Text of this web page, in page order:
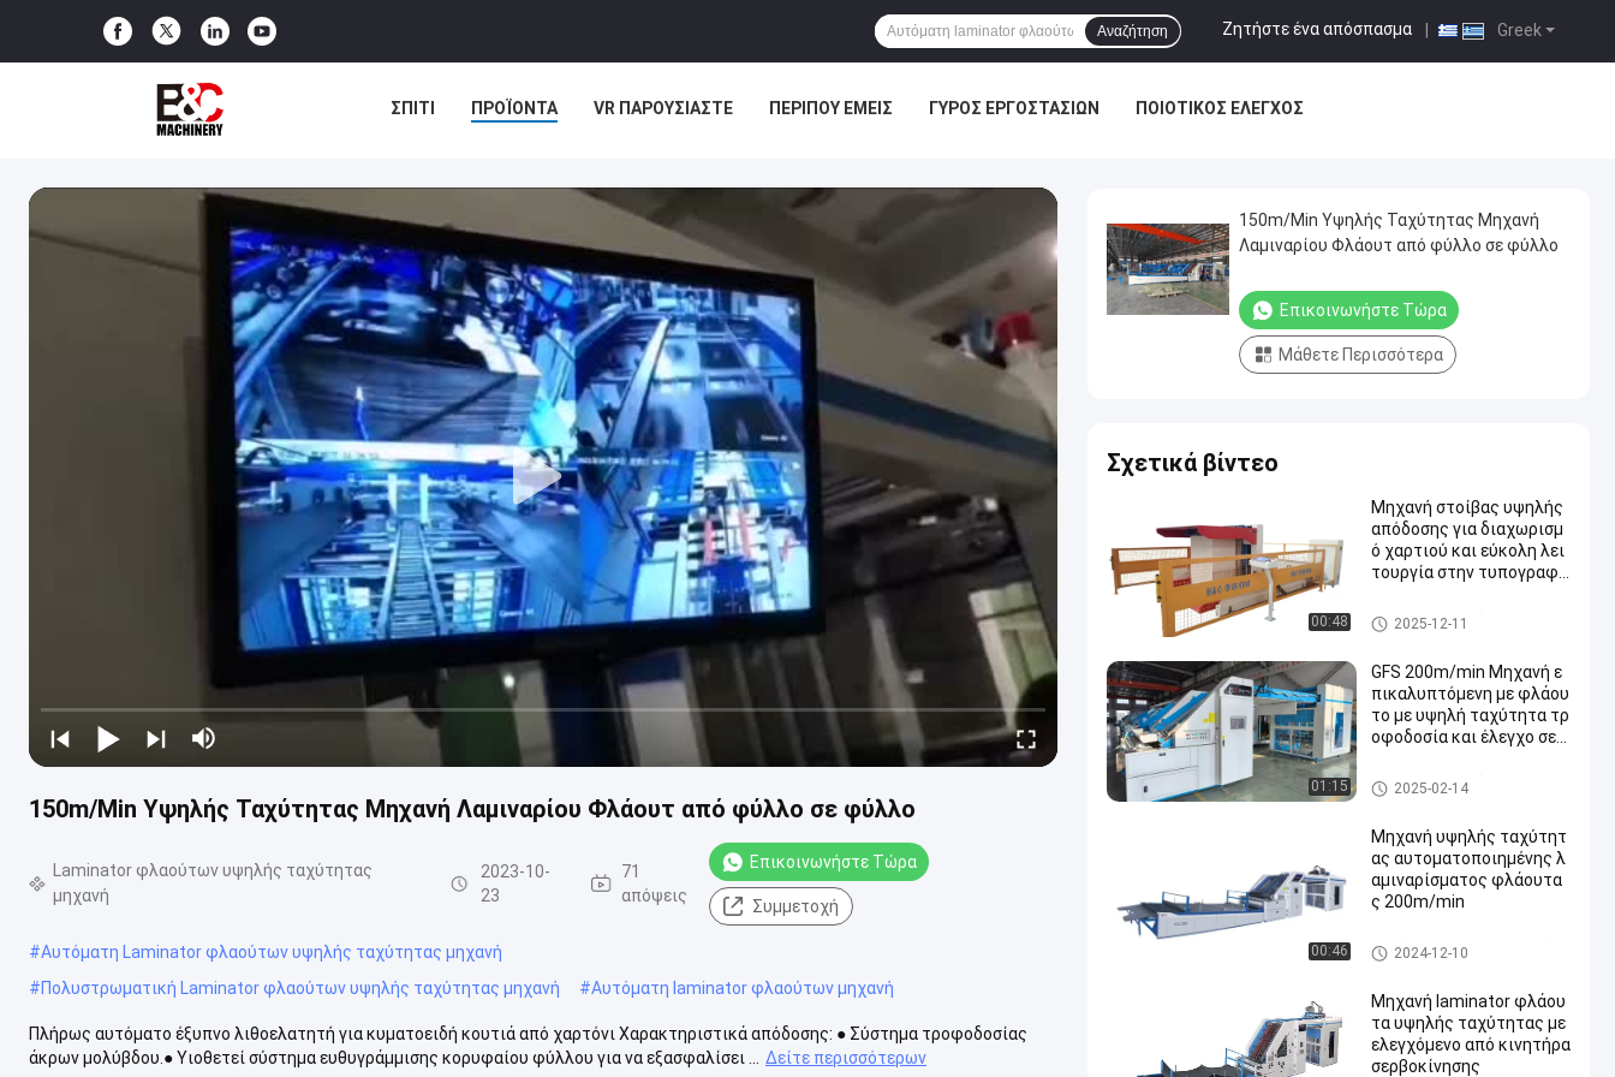
Greek
Ζητήστε ένα απόσπασμα
Αναζήτηση
ΣΠΊΤΙ ΠΡΟΪΌΝΤΑ VR ΠΑΡΟΥΣΙΆΣΤΕ ΠΕΡΊΠΟΥ ΕΜΕΊΣ ΓΎΡΟΣ ΕΡΓΟΣΤΑΣΊΩΝ ΠΟΙΟΤΙΚΌΣ ΈΛΕΓΧΟΣ
150m/Min Υψηλής Ταχύτητας Μηχανή Λαμιναρίου Φλάουτ από φύλλο σε φύλλο
Laminator φλαούτων υψηλής ταχύτητας
μηχανή
2023-10-
23
71
απόψεις
Επικοινωνήστε Τώρα
Συμμετοχή
#Αυτόματη Laminator φλαούτων υψηλής ταχύτητας μηχανή
#Πολυστρωματική Laminator φλαούτων υψηλής ταχύτητας μηχανή #Αυτόματη laminator φλαούτων μηχανή
Πλήρως αυτόματο έξυπνο λιθοελατητή για κυματοειδή κουτιά από χαρτόνι Χαρακτηριστικά απόδοσης: ● Σύστημα τροφοδοσίας
άκρων μολύβδου.● Υιοθετεί σύστημα ευθυγράμμισης κορυφαίου φύλλου για να εξασφαλίσει ...
Δείτε περισσότερων
150m/Min Υψηλής Ταχύτητας Μηχανή
Λαμιναρίου Φλάουτ από φύλλο σε φύλλο
Επικοινωνήστε Τώρα
Μάθετε Περισσότερα
Σχετικά βίντεο
00:48
Μηχανή στοίβας υψηλής
απόδοσης για διαχωρισμ
ό χαρτιού και εύκολη λει
τουργία στην τυπογραφί
Laminator φλαούτων υψηλής
ταχύτητας μηχανή
2025-12-11
01:15
GFS 200m/min Μηχανή ε
πικαλυπτόμενη με φλάου
το με υψηλή ταχύτητα τρ
οφοδοσία και έλεγχο σερ
αμπυλωμένο κυματοειδέ
ς
Laminator φλαούτων υψηλής
ταχύτητας μηχανή
2025-02-14
00:46
Μηχανή υψηλής ταχύτητ
ας αυτοματοποιημένης λ
αμιναρίσματος φλάουτα
ς 200m/min
Αυτόματη laminator φλαούτ
ων μηχανή
2024-12-10
Μηχανή laminator φλάου
τα υψηλής ταχύτητας με
ελεγχόμενο από κινητήρα
σερβοκίνησης